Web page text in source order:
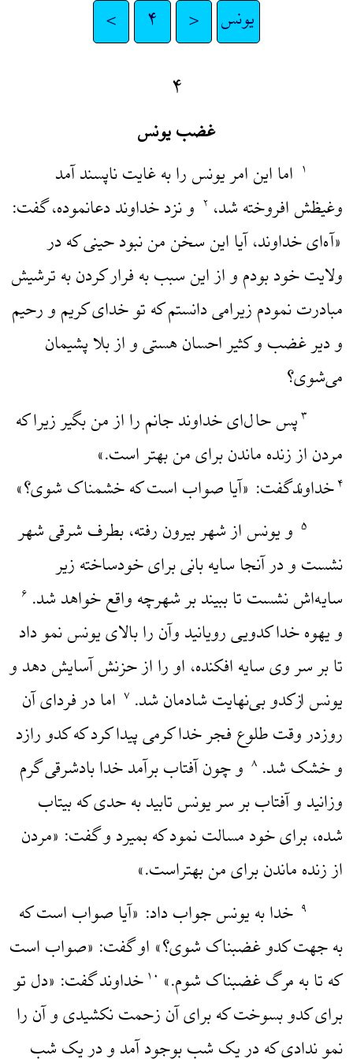
یونس < ۴ >
۴
غضب یونس
۱ اما این امر یونس را به غایت ناپسند آمد
وغیظش افروخته شد، ۲ و نزد خداوند دعانموده، گفت:
«آه‌ای خداوند، آیا این سخن من نبود حینی که در
ولایت خود بودم و از این سبب به فرار کردن به ترشیش
مبادرت نمودم زیرامی دانستم که تو خدای کریم و رحیم
و دیر غضب و کثیر احسان هستی و از بلا پشیمان
می‌شوی؟
۳پس حال‌ای خداوند جانم را از من بگیر زیرا که
مردن از زنده ماندن برای من بهتر است.»
۴خداوندگفت: «آیا صواب است که خشمناک شوی؟»
۵ و یونس از شهر بیرون رفته، بطرف شرقی شهر
نشست و در آنجا سایه بانی برای خودساخته زیر
سایه‌اش نشست تا ببیند بر شهر‌چه واقع خواهد شد. ۶
و یهوه خدا کدویی رویانید وآن را بالای یونس نمو داد
تا بر سر وی سایه افکنده، او را از حزنش آسایش دهد و
یونس ازکدو بی‌نهایت شادمان شد. ۷ اما در فردای آن
روزدر وقت طلوع فجر خدا کرمی پیدا کرد که کدو رازد
و خشک شد. ۸ و چون آفتاب برآمد خدا بادشرقی گرم
وزانید و آفتاب بر سر یونس تابید به حدی که بیتاب
شده، برای خود مسالت نمود که بمیرد و گفت: «مردن
از زنده ماندن برای من بهتراست.»
۹ خدا به یونس جواب داد: «آیا صواب است که
به جهت کدو غضبناک شوی؟» او گفت: «صواب است
که تا به مرگ غضبناک شوم.» ۱۰ خداوند گفت: «دل تو
برای کدو بسوخت که برای آن زحمت نکشیدی و آن را
نمو ندادی که در یک شب بوجود آمد و در یک شب